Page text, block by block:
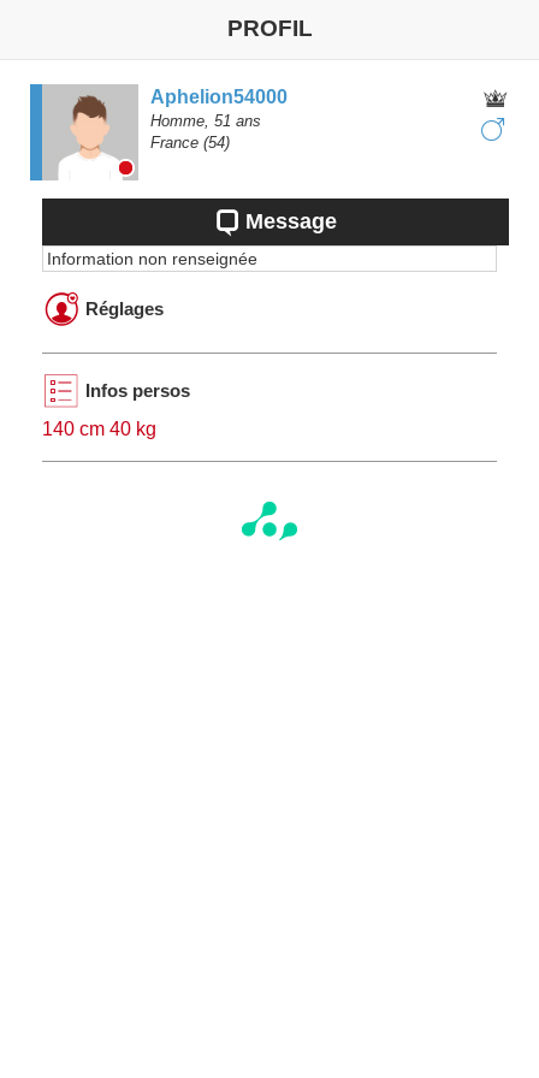
PROFIL
Aphelion54000
Homme, 51 ans
France (54)
Message
Information non renseignée
Réglages
Infos persos
140 cm 40 kg